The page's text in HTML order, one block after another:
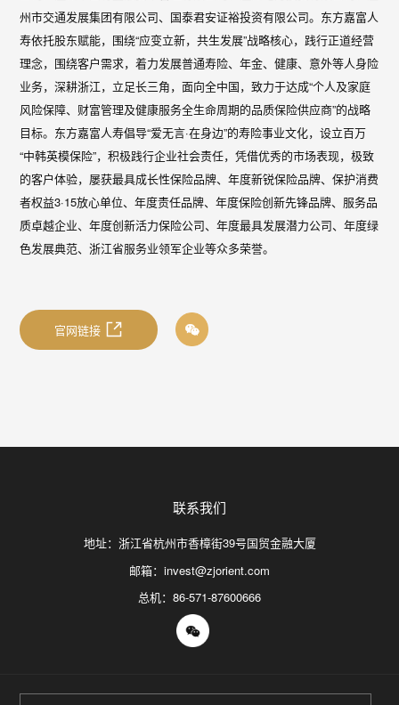
州市交通发展集团有限公司、国泰君安证裕投资有限公司。东方嘉富人
寿依托股东赋能，围绕“应变立新，共生发展”战略核心，践行正道经营
理念，围绕客户需求，着力发展普通寿险、年金、健康、意外等人身险
业务，深耕浙江，立足长三角，面向全中国，致力于达成“个人及家庭
风险保障、财富管理及健康服务全生命周期的品质保险供应商”的战略
目标。东方嘉富人寿倡导“爱无言·在身边”的寿险事业文化，设立百万
“中韩英模保险”，积极践行企业社会责任，凭借优秀的市场表现，极致
的客户体验，屡获最具成长性保险品牌、年度新锐保险品牌、保护消费
者权益3·15放心单位、年度责任品牌、年度保险创新先锋品牌、服务品
质卓越企业、年度创新活力保险公司、年度最具发展潜力公司、年度绿
色发展典范、浙江省服务业领军企业等众多荣誉。
官网链接
联系我们
地址：浙江省杭州市香樟街39号国贸金融大厦
邮箱：invest@zjorient.com
总机：86-571-87600666